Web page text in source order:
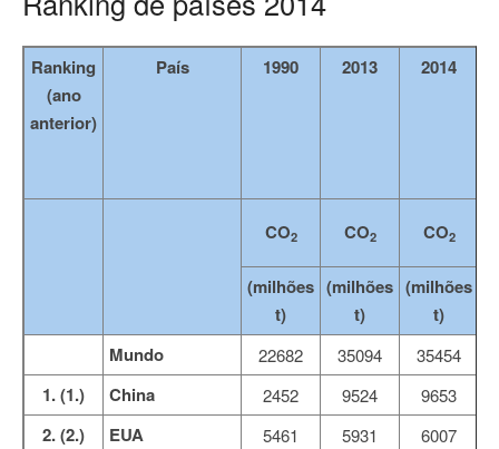
Ranking
(ano
anterior)
País 1990 2013 2014
CO2 CO2 CO2
(milhões
t)
(milhões
t)
(milhões
t)
Mundo 22682 35094 35454
1. (1.) China 2452 9524 9653
2. (2.) EUA 5461 5931 6007